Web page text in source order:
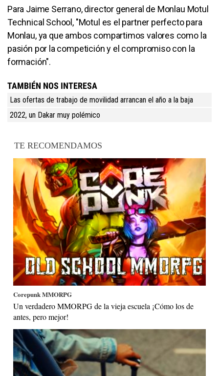
Para Jaime Serrano, director general de Monlau Motul
Technical School, "Motul es el partner perfecto para
Monlau, ya que ambos compartimos valores como la
pasión por la competición y el compromiso con la
formación".
TAMBIÉN NOS INTERESA
Las ofertas de trabajo de movilidad arrancan el año a la baja
2022, un Dakar muy polémico
TE RECOMENDAMOS
Corepunk MMORPG
Un verdadero MMORPG de la vieja escuela ¡Cómo los de
antes, pero mejor!